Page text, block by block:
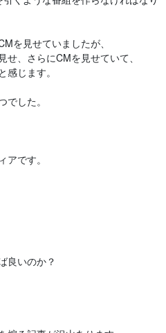
を見せていましたが、
、さらにCMを見せていて、
じます。
した。
です。
良いのか？